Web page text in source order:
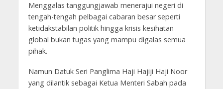
Menggalas tanggungjawab menerajui negeri di
tengah-tengah pelbagai cabaran besar seperti
ketidakstabilan politik hingga krisis kesihatan
global bukan tugas yang mampu digalas semua
pihak.
Namun Datuk Seri Panglima Haji Hajiji Haji Noor
yang dilantik sebagai Ketua Menteri Sabah pada